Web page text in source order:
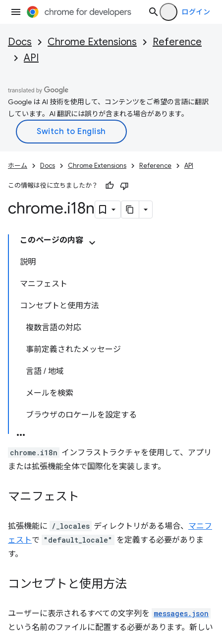
ログイン
Docs Chrome Extensions
Reference
API
Google は AI 技術を使用して、コンテンツをご希望の言語に翻訳
しています。AI 翻訳には誤りが含まれる場合があります。
ホーム Docs Chrome Extensions Reference API
この情報は役に立ちましたか？
chrome.i18n
このページの内容
説明
マニフェスト
コンセプトと使用方法
複数言語の対応
事前定義されたメッセージ
言語 / 地域
メールを検索
ブラウザのロケールを設定する
chrome.i18n インフラストラクチャを使用して、アプリ
または拡張機能全体で国際化を実装します。
マニフェスト
拡張機能に /_locales ディレクトリがある場合、 マニフ
ェストで "default_locale"
を定義する必要がありま
す。
コンセプトと使用方法
ユーザーに表示されるすべての文字列を messages.json
という名前のファイルに配置する必要があります。新しい